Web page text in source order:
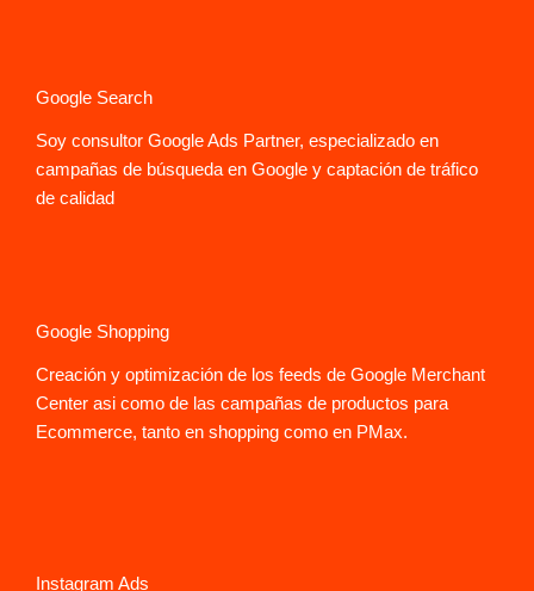
Google Search
Soy consultor Google Ads Partner, especializado en
campañas de búsqueda en Google y captación de tráfico
de calidad
Google Shopping
Creación y optimización de los feeds de Google Merchant
Center asi como de las campañas de productos para
Ecommerce, tanto en shopping como en PMax.
Instagram Ads